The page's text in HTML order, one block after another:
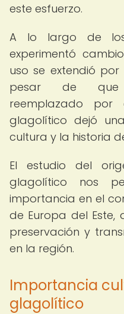
este esfuerzo.
A lo largo de
experimentó
uso se extendió
pesar de que
reemplazado
glagolítico dejó
cultura y la historia
El estudio del
glagolítico nos
importancia en el
de Europa del
preservación y
en la región.
Importancia
glagolítico